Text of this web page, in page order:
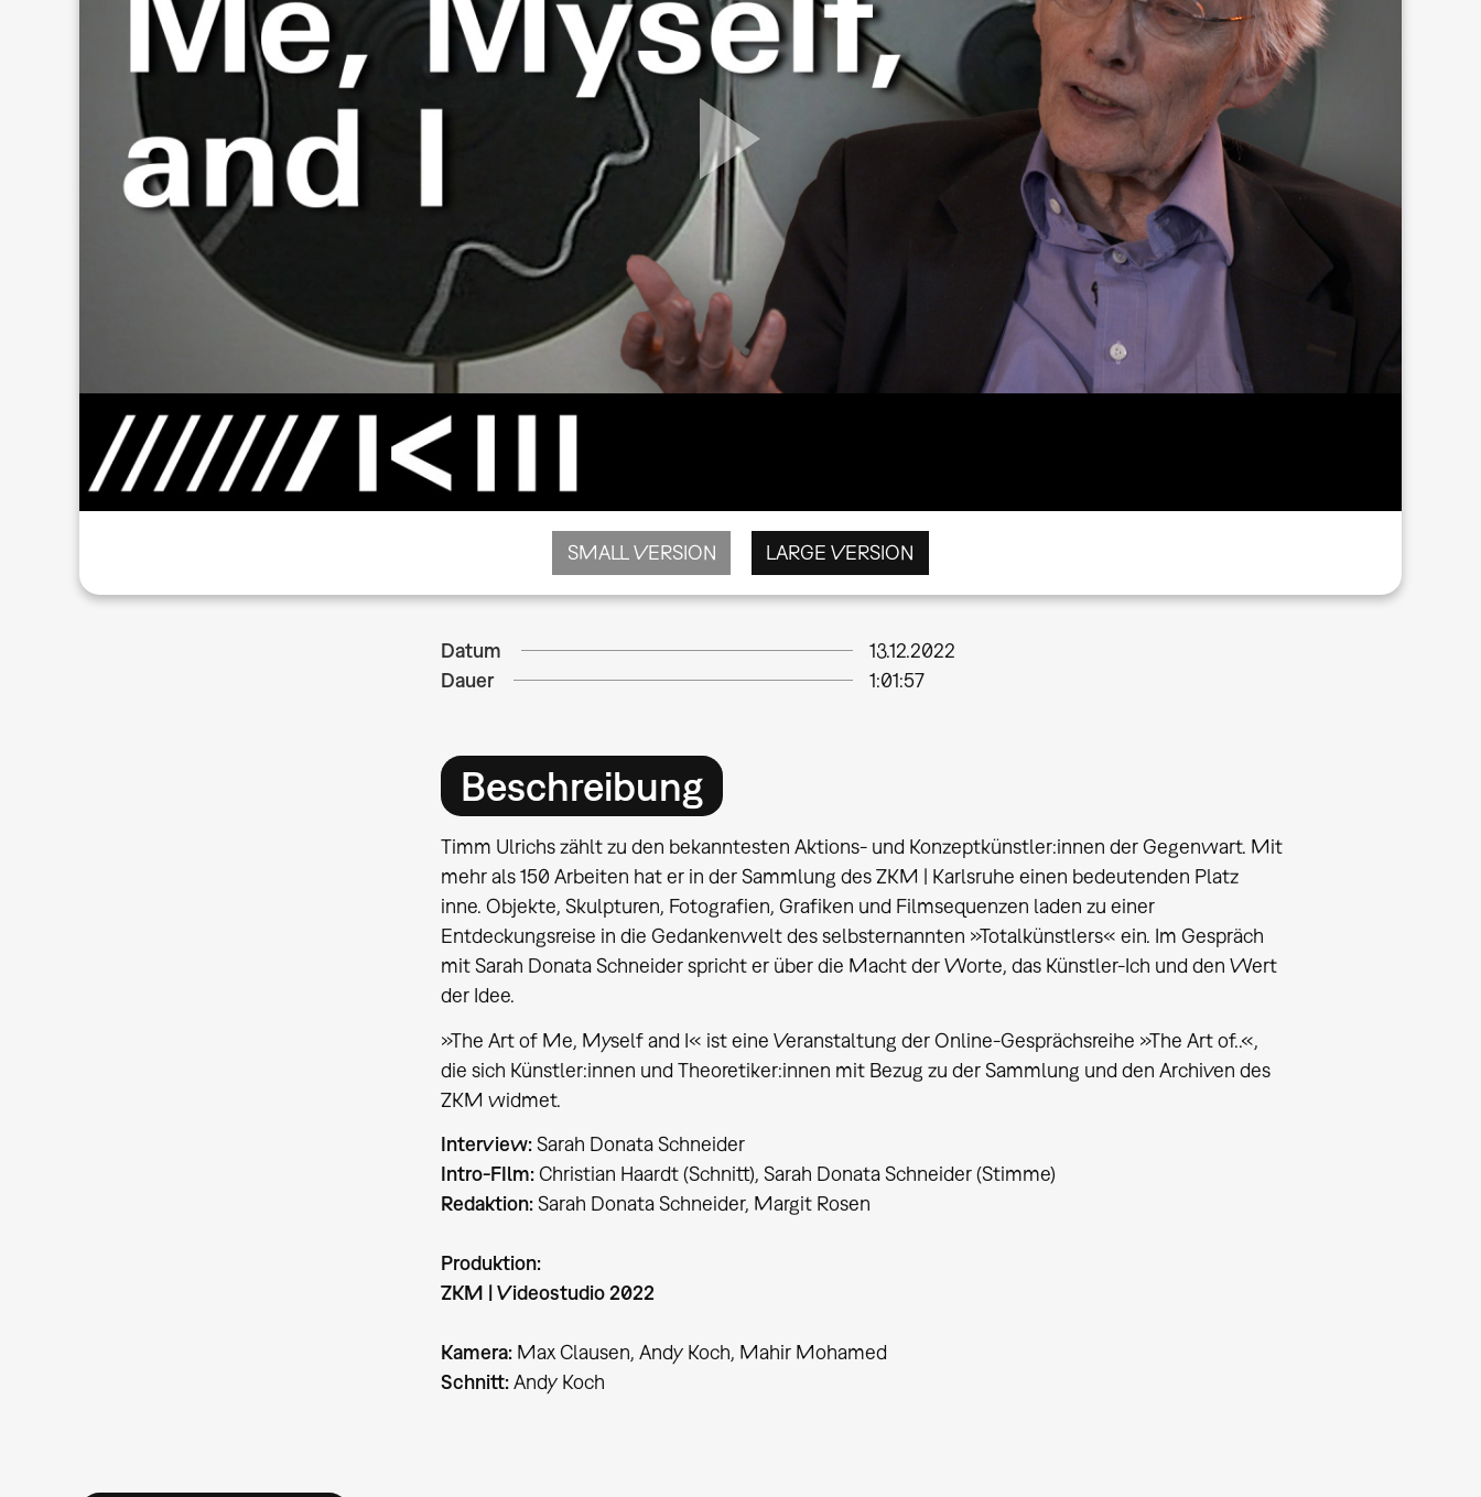
SMALL VERSION LARGE VERSION
Datum
13.12.2022
Dauer
1:01:57
Beschreibung
Timm Ulrichs zählt zu den bekanntesten Aktions- und Konzeptkünstler:innen der Gegenwart. Mit
mehr als 150 Arbeiten hat er in der Sammlung des ZKM | Karlsruhe einen bedeutenden Platz
inne. Objekte, Skulpturen, Fotografien, Grafiken und Filmsequenzen laden zu einer
Entdeckungsreise in die Gedankenwelt des selbsternannten »Totalkünstlers« ein. Im Gespräch
mit Sarah Donata Schneider spricht er über die Macht der Worte, das Künstler-Ich und den Wert
der Idee.
»The Art of Me, Myself and I« ist eine Veranstaltung der Online-Gesprächsreihe »The Art of..«,
die sich Künstler:innen und Theoretiker:innen mit Bezug zu der Sammlung und den Archiven des
ZKM widmet.
Interview:Sarah Donata Schneider
Intro-FIlm:Christian Haardt (Schnitt), Sarah Donata Schneider (Stimme)
Redaktion:Sarah Donata Schneider, Margit Rosen
Produktion:
ZKM | Videostudio 2022
Kamera:Max Clausen, Andy Koch, Mahir Mohamed
Schnitt:Andy Koch